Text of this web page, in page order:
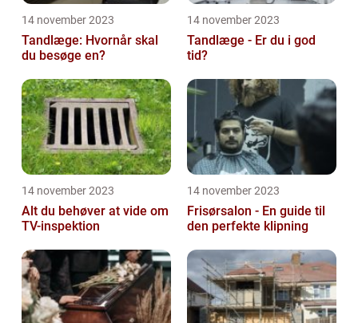
14 november 2023
Tandlæge: Hvornår skal
du besøge en?
14 november 2023
Tandlæge - Er du i god
tid?
14 november 2023
Alt du behøver at vide om
TV-inspektion
14 november 2023
Frisørsalon - En guide til
den perfekte klipning